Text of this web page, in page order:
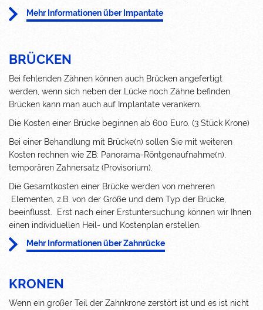
Mehr Informationen über Impantate
BRÜCKEN
Bei fehlenden Zähnen können auch Brücken angefertigt
werden, wenn sich neben der Lücke noch Zähne befinden.
Brücken kann man auch auf Implantate verankern.
Die Kosten einer Brücke beginnen ab 600 Euro. (3 Stück Krone)
Bei einer Behandlung mit Brücke(n) sollen Sie mit weiteren
Kosten rechnen wie ZB: Panorama-Röntgenaufnahme(n),
temporären Zahnersatz (Provisorium).
Die Gesamtkosten einer Brücke werden von mehreren
Elementen, z.B. von der Größe und dem Typ der Brücke,
beeinflusst. Erst nach einer Erstuntersuchung können wir Ihnen
einen individuellen Heil- und Kostenplan erstellen.
Mehr Informationen über Zahnrücke
KRONEN
Wenn ein großer Teil der Zahnkrone zerstört ist und es ist nicht